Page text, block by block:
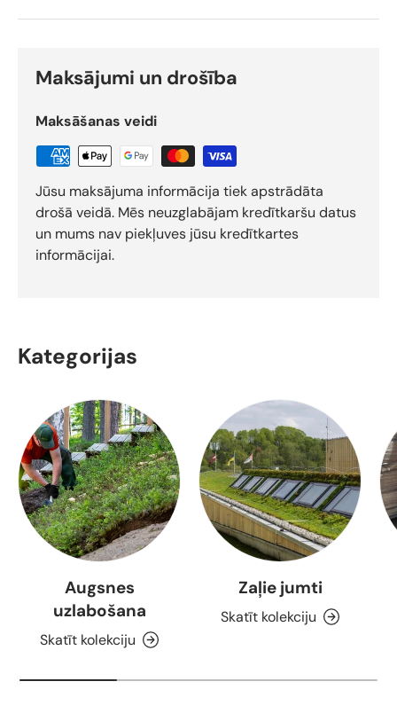
Maksājumi un drošība
Maksāšanas veidi
Jūsu maksājuma informācija tiek apstrādāta
drošā veidā. Mēs neuzglabājam kredītkaršu datus
un mums nav piekļuves jūsu kredītkartes
informācijai.
Kategorijas
Augsnes
uzlabošana
Skatīt kolekciju
Zaļie jumti
Skatīt kolekciju